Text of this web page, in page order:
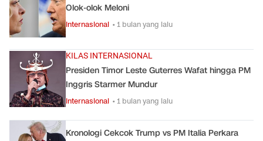
Olok-olok Meloni
Internasional • 1 bulan yang lalu
KILAS INTERNASIONAL
Presiden Timor Leste Guterres Wafat hingga PM
Inggris Starmer Mundur
Internasional • 1 bulan yang lalu
Kronologi Cekcok Trump vs PM Italia Perkara